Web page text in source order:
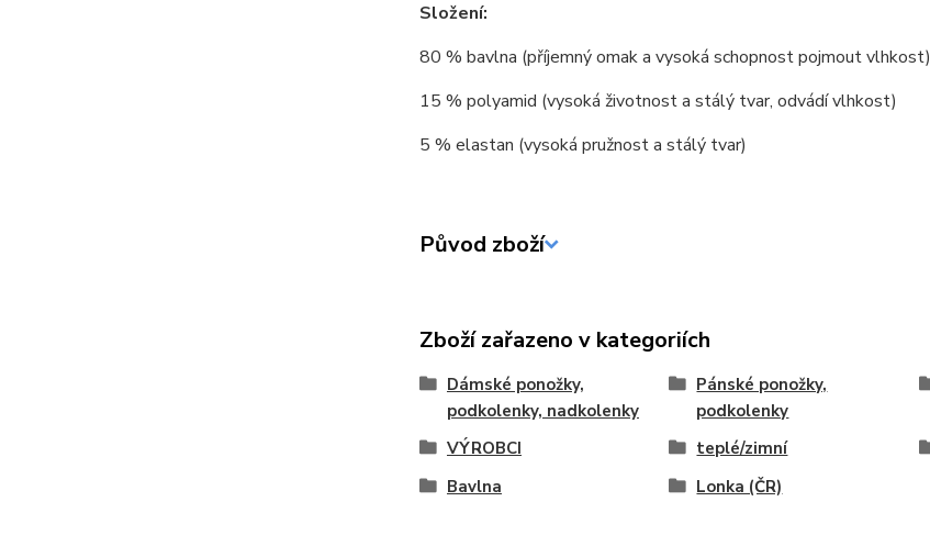
Složení:
80 % bavlna (příjemný omak a vysoká schopnost pojmout vlhkost)
15 % polyamid (vysoká životnost a stálý tvar, odvádí vlhkost)
5 % elastan (vysoká pružnost a stálý tvar)
Původ zboží
Zboží zařazeno v kategoriích
Dámské ponožky,
podkolenky, nadkolenky
Pánské ponožky,
podkolenky
VÝROBCI
teplé/zimní
Bavlna
Lonka (ČR)